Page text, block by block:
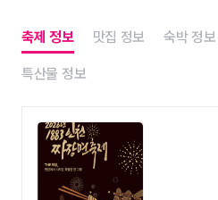
축제 정보 맛집 정보 숙박 정보
특산물 정보